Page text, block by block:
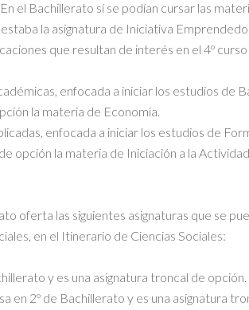
el Bachillerato sí se podían cursar las
la asignatura de Iniciativa
que resultan de interés en el 4º
enfocada a iniciar los estudios de
la materia de Economía.
enfocada a iniciar los estudios de
opción la materia de Iniciación a la
oferta las siguientes asignaturas que se
en el Itinerario de Ciencias Sociales:
y es una asignatura troncal de opción.
en 2º de Bachillerato y es una asignatura